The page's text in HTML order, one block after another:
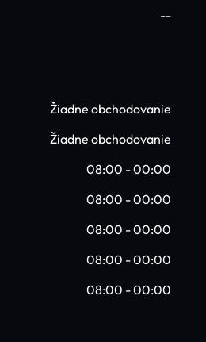
--
Žiadne obchodovanie
Žiadne obchodovanie
08:00 - 00:00
08:00 - 00:00
08:00 - 00:00
08:00 - 00:00
08:00 - 00:00